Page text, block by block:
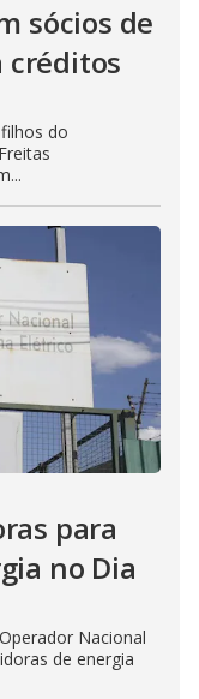
sócios de
créditos
filhos do
para
no Dia
Nacional
de energia